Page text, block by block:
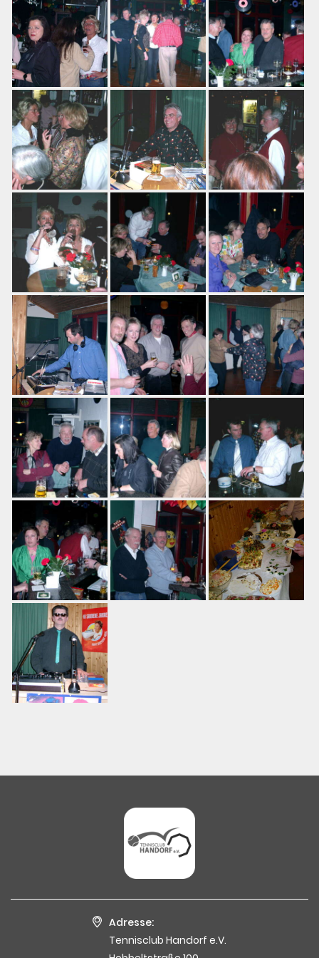
Training
Platzbuchung
Adresse:
Tennisclub Handorf e.V.